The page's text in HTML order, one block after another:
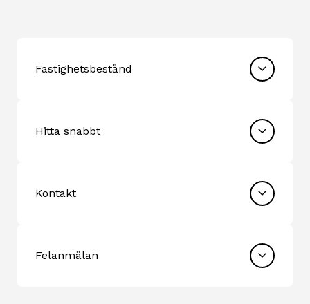
Fastighetsbestånd
Hitta snabbt
Kontakt
Felanmälan